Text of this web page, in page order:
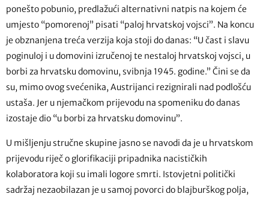
ponešto pobunio, predlažući alternativni natpis na kojem će
umjesto “pomorenoj” pisati “paloj hrvatskoj vojsci”. Na koncu
je obznanjena treća verzija koja stoji do danas: “U čast i slavu
poginuloj i u domovini izručenoj te nestaloj hrvatskoj vojsci, u
borbi za hrvatsku domovinu, svibnja 1945. godine.” Čini se da
su, mimo ovog svećenika, Austrijanci rezignirali nad podlošću
ustaša. Jer u njemačkom prijevodu na spomeniku do danas
izostaje dio “u borbi za hrvatsku domovinu”.
U mišljenju stručne skupine jasno se navodi da je u hrvatskom
prijevodu riječ o glorifikaciji pripadnika nacističkih
kolaboratora koji su imali logore smrti. Istovjetni politički
sadržaj nezaobilazan je u samoj povorci do blajburškog polja,